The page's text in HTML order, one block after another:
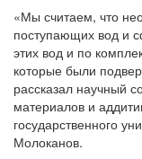
«Мы считаем, что
поступающих вод и
этих вод и по
которые были
рассказал научный
материалов и
государственного
Молоканов.